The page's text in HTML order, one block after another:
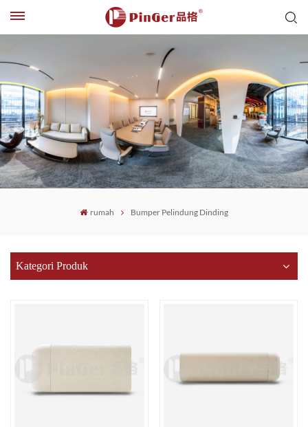
rumah Bumper Pelindung Dinding
Kategori Produk